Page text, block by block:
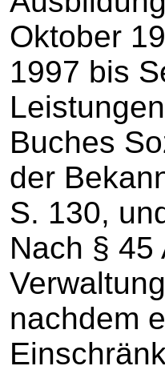
Oktober
1997 bis
Buches
der
S. 130,
Nach § 45
nachdem